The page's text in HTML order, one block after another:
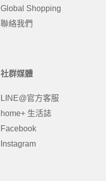
Global Shopping
聯絡我們
社群媒體
LINE@官方客服
home+ 生活誌
Facebook
Instagram